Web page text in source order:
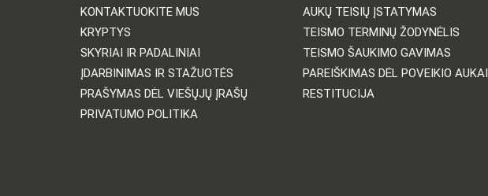
KONTAKTUOKITE MUS
KRYPTYS
SKYRIAI IR PADALINIAI
ĮDARBINIMAS IR STAŽUOTĖS
PRAŠYMAS DĖL VIEŠŲJŲ ĮRAŠŲ
PRIVATUMO POLITIKA
AUKŲ TEISIŲ ĮSTATYMAS
TEISMO TERMINŲ ŽODYNĖLIS
TEISMO ŠAUKIMO GAVIMAS
PAREIŠKIMAS DĖL POVEIKIO AUKAI
RESTITUCIJA